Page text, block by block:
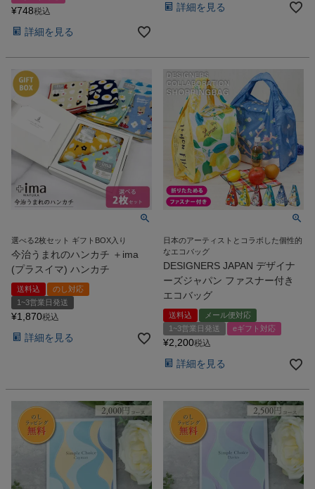
¥748税込
詳細を見る
詳細を見る
選べる2枚セット ギフトBOX入り
今治うまれのハンカチ ＋ima
(プラスイマ) ハンカチ
送料込
のし対応
1~3営業日発送
¥1,870税込
詳細を見る
日本のアーティストとコラボした個性的
なエコバッグ
DESIGNERS JAPAN デザイナ
ーズジャパン ファスナー付き
エコバッグ
送料込
メール便対応
1~3営業日発送
eギフト対応
¥2,200税込
詳細を見る